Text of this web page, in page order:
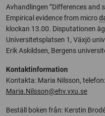
Avhandlingen ”Differences and
Empirical evidence from micro
klockan 13.00. Disputationen
Universitetsplatsen 1, Växjö
Erik Askildsen, Bergens
Kontaktinformation
Kontakta: Maria Nilsson,
Maria.Nilsson@ehv.vxu.se
Beställ boken från: Kerstin